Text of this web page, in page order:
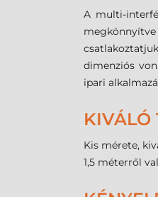
A multi-
dimenziós
ipari
KIVÁLÓ
Kis mérete,
1,5 méterről